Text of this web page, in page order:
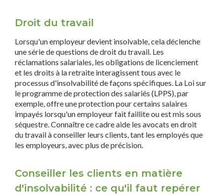
Droit du travail
Lorsqu'un employeur devient insolvable, cela déclenche
une série de questions de droit du travail. Les
réclamations salariales, les obligations de licenciement
et les droits à la retraite interagissent tous avec le
processus d'insolvabilité de façons spécifiques. La Loi sur
le programme de protection des salariés (LPPS), par
exemple, offre une protection pour certains salaires
impayés lorsqu'un employeur fait faillite ou est mis sous
séquestre. Connaître ce cadre aide les avocats en droit
du travail à conseiller leurs clients, tant les employés que
les employeurs, avec plus de précision.
Conseiller les clients en matière
d'insolvabilité : ce qu'il faut repérer